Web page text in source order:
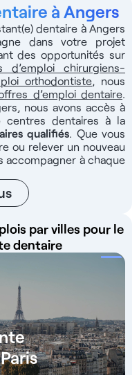
à Angers
dentaire à Angers
dans votre projet
des opportunités sur
d’emploi chirurgiens-
orthodontiste, nous
d’emploi dentaire.
nous avons accès à
dentaires à la
qualifiés. Que vous
ou relever un nouveau
accompagner à chaque
par villes pour le
dentaire